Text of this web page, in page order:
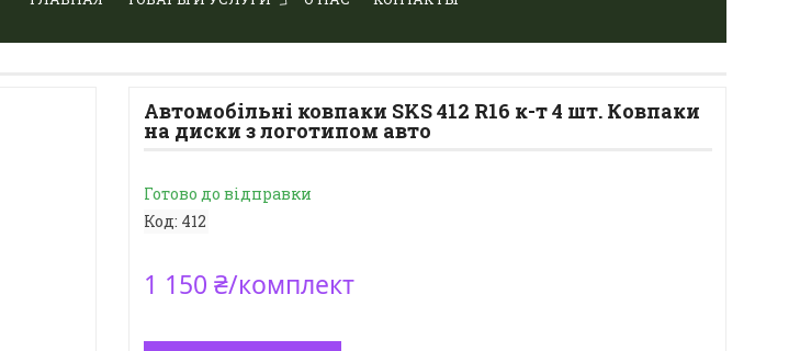
Автомобільні ковпаки SKS 412 R16 к-т 4 шт. Ковпаки
на диски з логотипом авто
Готово до відправки
Код: 412
1 150 ₴/комплект